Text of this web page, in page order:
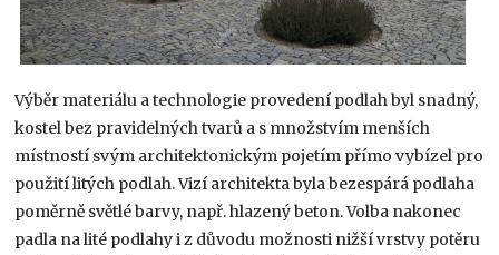
Výběr materiálu a technologie provedení podlah byl snadný,
kostel bez pravidelných tvarů a s množstvím menších
místností svým architektonickým pojetím přímo vybízel pro
použití litých podlah. Vizí architekta byla bezespárá podlaha
poměrně světlé barvy, např. hlazený beton. Volba nakonec
padla na lité podlahy i z důvodu možnosti nižší vrstvy potěru